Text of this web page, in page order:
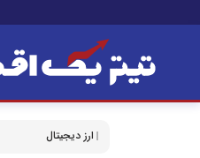
ارز دیجیتال